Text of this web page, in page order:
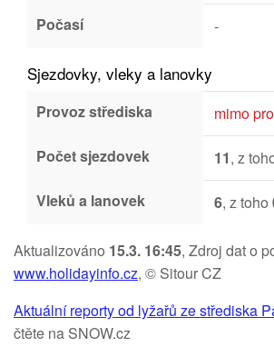
Počasí -
Sjezdovky, vleky a lanovky
Provoz střediska mimo
Počet sjezdovek 11, z
Vleků a lanovek 6, z toho
Aktualizováno 15.3. 16:45, Zdroj dat o
www.holidayinfo.cz, © Sitour CZ
Aktuální reporty od lyžařů ze střediska
čtěte na SNOW.cz